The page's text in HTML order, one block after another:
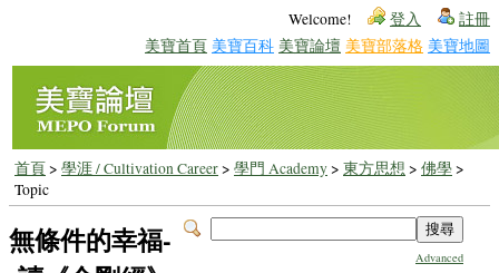
Welcome! 登入 註冊
美寶首頁 美寶百科 美寶論壇 美寶部落格 美寶地圖
首頁> 學涯 / Cultivation Career> 學門 Academy> 東方思想 > 佛學>
Topic
Advanced
無條件的幸福-